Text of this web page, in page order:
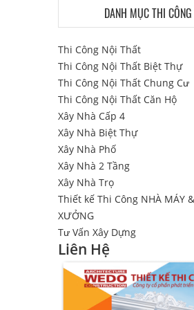
DANH MỤC THI CÔNG
Thi Công Nội Thất
Thi Công Nội Thất Biệt Thự
Thi Công Nội Thất Chung Cư
Thi Công Nội Thất Căn Hộ
Xây Nhà Cấp 4
Xây Nhà Biệt Thự
Xây Nhà Phố
Xây Nhà 2 Tầng
Xây Nhà Trọ
Thiết kế Thi Công NHÀ MÁY
XƯỞNG
Tư Vấn Xây Dựng
Liên Hệ